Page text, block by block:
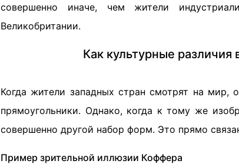
совершенно иначе, чем жители
Великобритании.
Как культурные различия
Когда жители западных стран смотрят на мир,
прямоугольники. Однако, когда к тому же
совершенно другой набор форм. Это прямо
Пример зрительной иллюзии Коффера